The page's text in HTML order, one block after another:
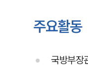
주요활동
국방부장